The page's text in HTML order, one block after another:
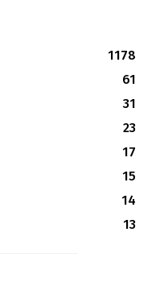
1178
61
31
23
17
15
14
13